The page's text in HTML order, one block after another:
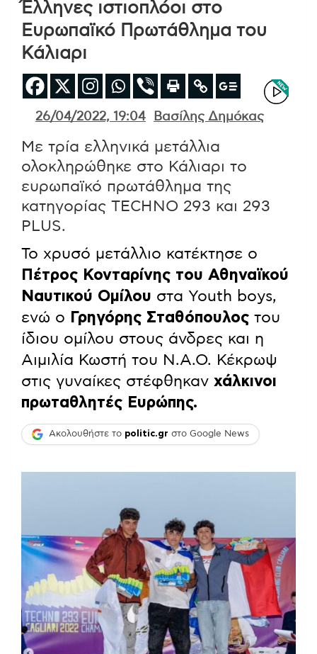
Έλληνες ιστιοπλόοι στο
Ευρωπαϊκό Πρωτάθλημα του
Κάλιαρι
26/04/2022, 19:04 Βασίλης Δημόκας
Με τρία ελληνικά μετάλλια
ολοκληρώθηκε στο Κάλιαρι το
ευρωπαϊκό πρωτάθλημα της
κατηγορίας TECHNO 293 και 293
PLUS.
Το χρυσό μετάλλιο κατέκτησε ο
Πέτρος Κονταρίνης του Αθηναϊκού
Ναυτικού Ομίλου στα Youth boys,
ενώ ο Γρηγόρης Σταθόπουλος του
ίδιου ομίλου στους άνδρες και η
Αιμιλία Κωστή του Ν.Α.Ο. Κέκρωψ
στις γυναίκες στέφθηκαν χάλκινοι
πρωταθλητές Ευρώπης.
Ακολουθήστε το politic.gr στο Google News